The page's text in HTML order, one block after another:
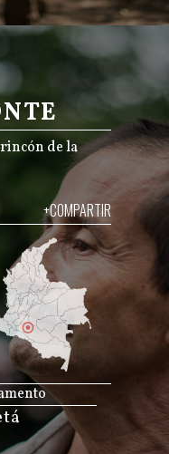
de la
+COMPARTIR